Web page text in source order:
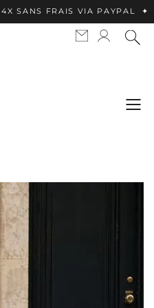
PAYPAL ✦ APPLE PAY